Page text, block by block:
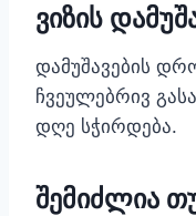
ვიზის
დამუშავების
ჩვეულებრივ
დღე სჭირდება.
შემიძლია